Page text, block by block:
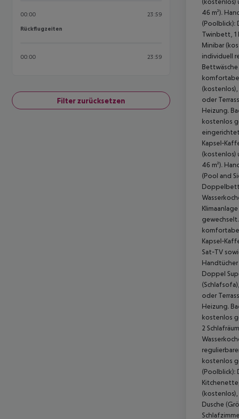
00:00 23:59
Rückflugzeiten
Rückflugzeiten
00:00 23:59
Filter zurücksetzen